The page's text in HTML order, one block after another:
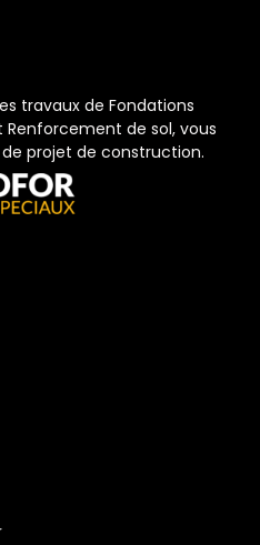
travaux de Fondations
de sol, vous
projet de construction.